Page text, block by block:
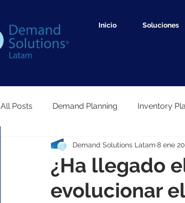
Inicio Soluciones
All Posts Demand Planning Inventory
Network Optimization Causal Forecast
¿Ha llegado
evolucionar
Demand Solutions Latam 8 ene